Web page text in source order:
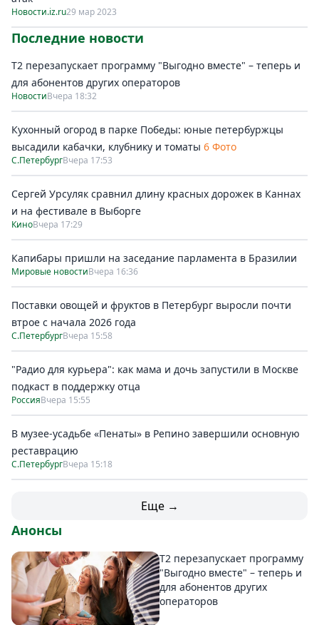
Новости.iz.ru29 мар 2023
Последние новости
Т2 перезапускает программу "Выгодно вместе" – теперь и
для абонентов других операторов
НовостиВчера 18:32
Кухонный огород в парке Победы: юные петербуржцы
высадили кабачки, клубнику и томаты 6 Фото
С.ПетербургВчера 17:53
Сергей Урсуляк сравнил длину красных дорожек в Каннах
и на фестивале в Выборге
КиноВчера 17:29
Капибары пришли на заседание парламента в Бразилии
Мировые новостиВчера 16:36
Поставки овощей и фруктов в Петербург выросли почти
втрое с начала 2026 года
С.ПетербургВчера 15:58
"Радио для курьера": как мама и дочь запустили в Москве
подкаст в поддержку отца
РоссияВчера 15:55
В музее-усадьбе «Пенаты» в Репино завершили основную
реставрацию
С.ПетербургВчера 15:18
Еще →
Анонсы
Т2 перезапускает программу
"Выгодно вместе" – теперь и
для абонентов других
операторов